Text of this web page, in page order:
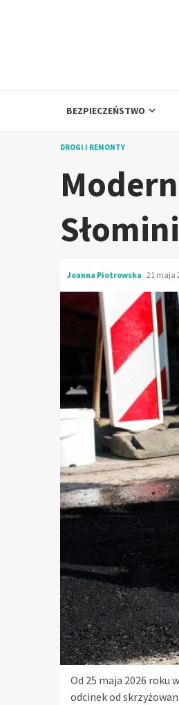
BEZPIECZEŃSTWO
DROGI I REMONTY
Joanna Piotrowska 21 maja
Od 25 maja 2026 roku
odcinek od